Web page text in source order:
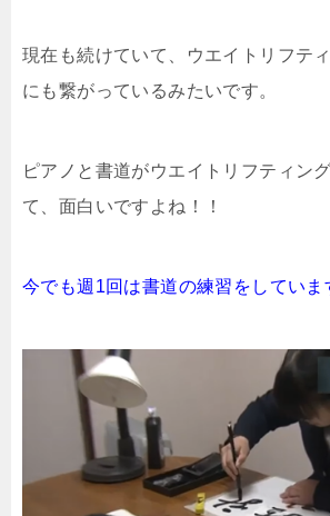
現在も続けていて、ウエイトリフテ
にも繋がっているみたいです。
ピアノと書道がウエイトリフティン
て、面白いですよね！！
今でも週1回は書道の練習をしていま